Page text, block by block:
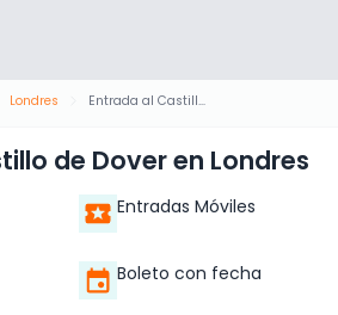
Londres Entrada al Castillo de Dover en Londres
de Dover en Londres
Entradas Móviles
Boleto con fecha